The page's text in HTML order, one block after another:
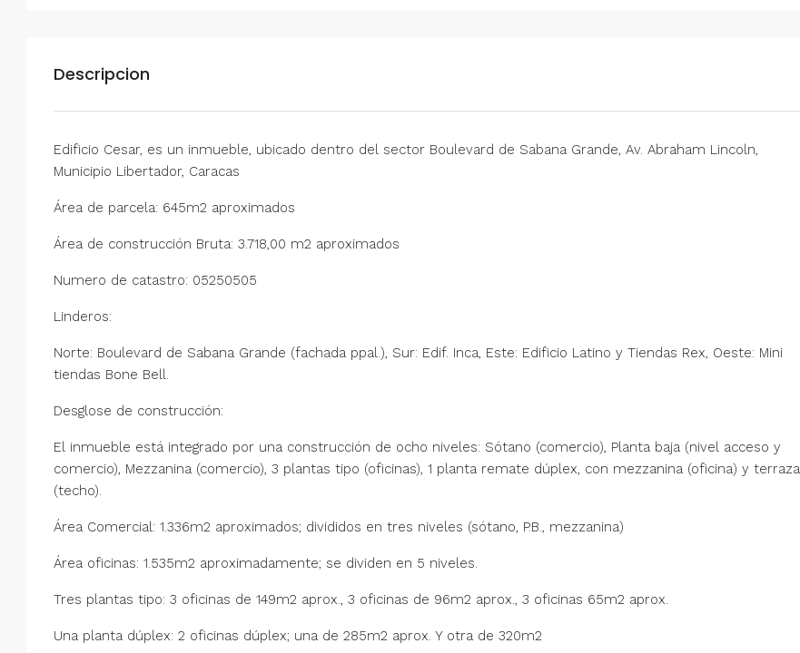
Descripcion
Edificio Cesar, es un inmueble, ubicado dentro del sector Boulevard de Sabana Grande, Av. Abraham Lincoln,
Municipio Libertador, Caracas
Área de parcela: 645m2 aproximados
Área de construcción Bruta: 3.718,00 m2 aproximados
Numero de catastro: 05250505
Linderos:
Norte: Boulevard de Sabana Grande (fachada ppal.), Sur: Edif. Inca, Este: Edificio Latino y Tiendas Rex, Oeste: Mini
tiendas Bone Bell.
Desglose de construcción:
El inmueble está integrado por una construcción de ocho niveles: Sótano (comercio), Planta baja (nivel acceso y
comercio), Mezzanina (comercio), 3 plantas tipo (oficinas), 1 planta remate dúplex, con mezzanina (oficina) y terraza
(techo).
Área Comercial: 1.336m2 aproximados; divididos en tres niveles (sótano, P.B., mezzanina)
Área oficinas: 1.535m2 aproximadamente; se dividen en 5 niveles.
Tres plantas tipo: 3 oficinas de 149m2 aprox., 3 oficinas de 96m2 aprox., 3 oficinas 65m2 aprox.
Una planta dúplex: 2 oficinas dúplex; una de 285m2 aprox. Y otra de 320m2